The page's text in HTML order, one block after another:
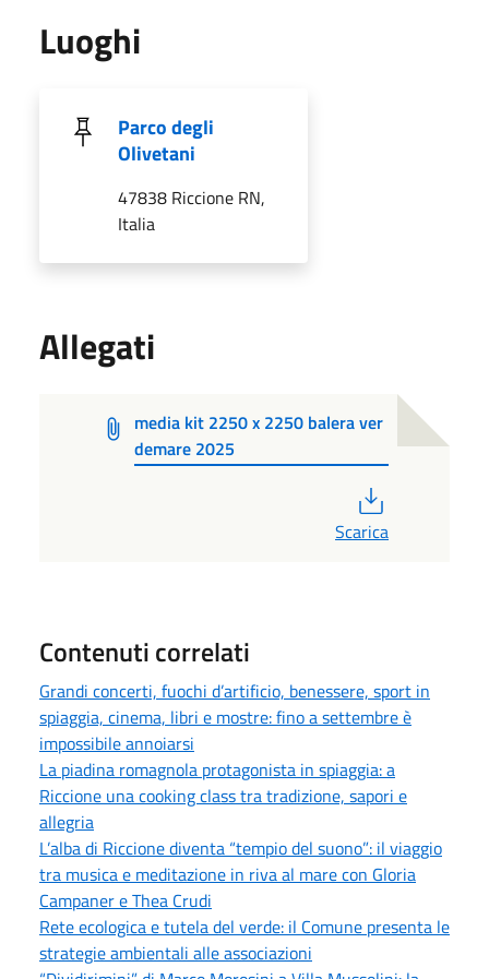
Luoghi
Parco degli
Olivetani
47838 Riccione RN,
Italia
Allegati
media kit 2250 x 2250 balera ver
demare 2025
Scarica
Contenuti correlati
Grandi concerti, fuochi d’artificio, benessere, sport in
spiaggia, cinema, libri e mostre: fino a settembre è
impossibile annoiarsi
La piadina romagnola protagonista in spiaggia: a
Riccione una cooking class tra tradizione, sapori e
allegria
L’alba di Riccione diventa “tempio del suono”: il viaggio
tra musica e meditazione in riva al mare con Gloria
Campaner e Thea Crudi
Rete ecologica e tutela del verde: il Comune presenta le
strategie ambientali alle associazioni